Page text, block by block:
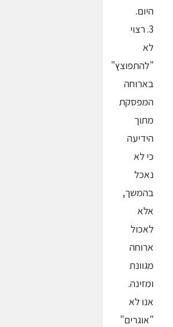
היום.
3. רצוי
לא
"להתפוצץ"
בארוחה
המפסקת
מתוך
הידיעה
כי לא
נאכל
בהמשך,
אלא
לאכול
ארוחה
מגוונת
ומזינה.
אנו לא
"אוגרים"